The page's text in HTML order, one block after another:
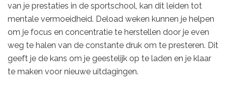
van je prestaties in de sportschool, kan dit leiden tot
mentale vermoeidheid. Deload weken kunnen je helpen
om je focus en concentratie te herstellen door je even
weg te halen van de constante druk om te presteren. Dit
geeft je de kans om je geestelijk op te laden en je klaar
te maken voor nieuwe uitdagingen.